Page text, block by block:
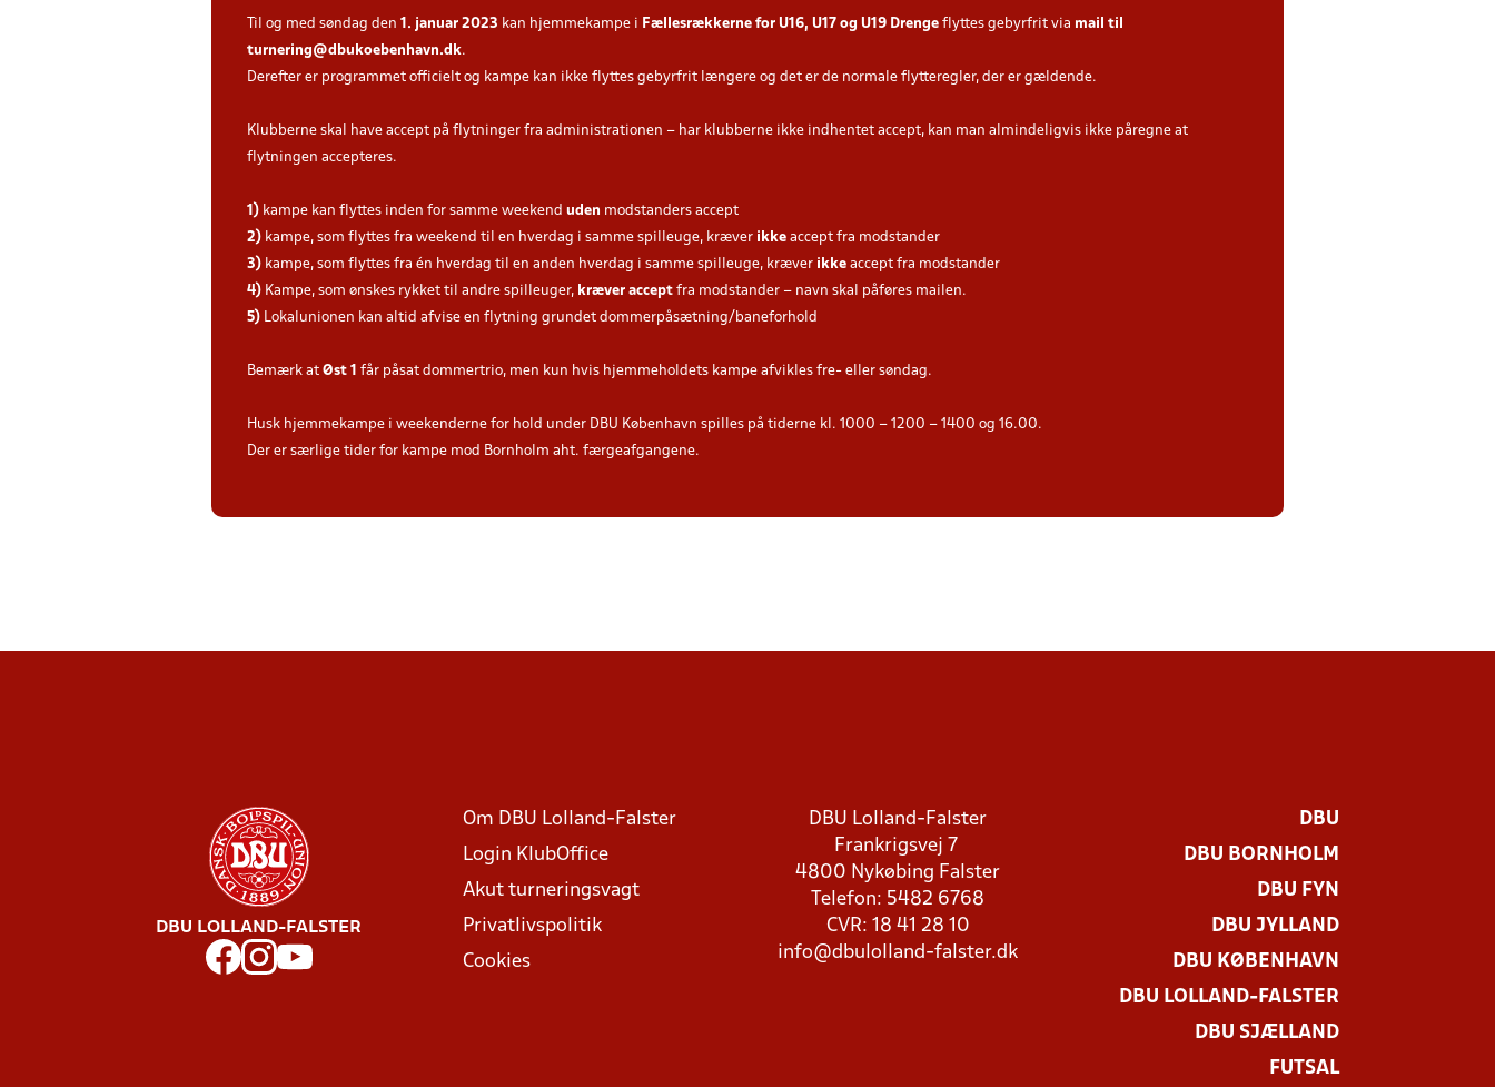
Til og med søndag den 1. januar 2023 kan hjemmekampe i Fællesrækkerne for U16, U17 og U19 Drenge flyttes gebyrfrit via mail til
turnering@dbukoebenhavn.dk.
Derefter er programmet officielt og kampe kan ikke flyttes gebyrfrit længere og det er de normale flytteregler, der er gældende.
Klubberne skal have accept på flytninger fra administrationen – har klubberne ikke indhentet accept, kan man almindeligvis ikke påregne at
flytningen accepteres.
1) kampe kan flyttes inden for samme weekend uden modstanders accept
2) kampe, som flyttes fra weekend til en hverdag i samme spilleuge, kræver ikke accept fra modstander
3) kampe, som flyttes fra én hverdag til en anden hverdag i samme spilleuge, kræver ikke accept fra modstander
4) Kampe, som ønskes rykket til andre spilleuger, kræver accept fra modstander – navn skal påføres mailen.
5) Lokalunionen kan altid afvise en flytning grundet dommerpåsætning/baneforhold
Bemærk at Øst 1 får påsat dommertrio, men kun hvis hjemmeholdets kampe afvikles fre- eller søndag.
Husk hjemmekampe i weekenderne for hold under DBU København spilles på tiderne kl. 1000 – 1200 – 1400 og 16.00.
Der er særlige tider for kampe mod Bornholm aht. færgeafgangene.
DBU LOLLAND-FALSTER
Om DBU Lolland-Falster
Login KlubOffice
Akut turneringsvagt
Privatlivspolitik
Cookies
DBU Lolland-Falster
Frankrigsvej 7
4800 Nykøbing Falster
Telefon: 5482 6768
CVR: 18 41 28 10
info@dbulolland-falster.dk
DBU
DBU BORNHOLM
DBU FYN
DBU JYLLAND
DBU KØBENHAVN
DBU LOLLAND-FALSTER
DBU SJÆLLAND
FUTSAL